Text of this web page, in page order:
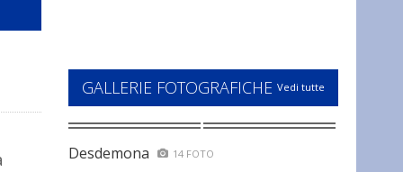
GALLERIE FOTOGRAFICHE Vedi tutte
Desdemona 14 FOTO